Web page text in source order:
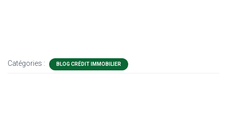
Catégories : BLOG CRÉDIT IMMOBILIER